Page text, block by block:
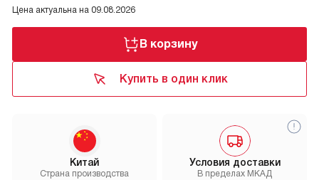
Цена актуальна на 09.08.2026
В корзину
Купить в один клик
Условия доставки
В пределах МКАД
Китай
Страна производства